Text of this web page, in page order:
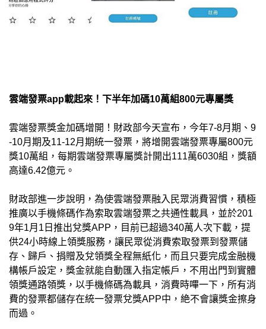
雲端發票app載起來！下半年加碼10萬組800元專屬獎
雲端發票獎金加碼增開！財政部今天宣布，今年7-8月期、9
-10月期及11-12月期統一發票，將增開雲端發票專屬800元
獎10萬組，每期雲端發票專屬獎計開出111萬6030組，獎額
高達6.42億元。
財政部進一步說明，為使雲端發票融入民眾消費習慣，積極
推廣以手機條碼作為索取雲端發票之共通性載具，並於201
9年1月1日推出兌獎APP，目前已超過340萬人次下載，提
供24小時線上領獎服務，讓民眾從消費索取發票到發票儲
存、歸戶、捐贈及兌領獎全程無紙化，而且只要完成金融機
構帳戶設定，獎金就能自動匯入指定帳戶，不用出門到實體
領獎通路領獎，以手機條碼為載具，消費時嗶一下，所有消
費的發票都儲存在統一發票兌獎APP中，絶不會讓獎金擦身
而過。